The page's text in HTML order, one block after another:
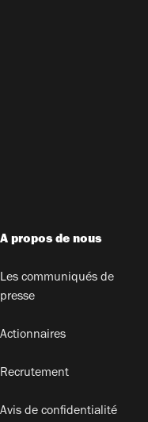
A propos de nous
Les communiqués de
presse
Actionnaires
Recrutement
Avis de confidentialité